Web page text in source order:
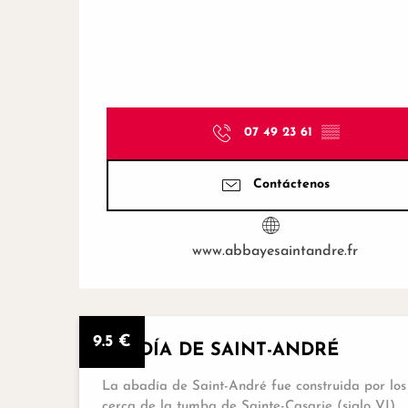
07 49 23 61 ▒▒
Contáctenos
www.abbayesaintandre.fr
9.5 €
ABADÍA DE SAINT-ANDRÉ
La abadía de Saint-André fue construida por